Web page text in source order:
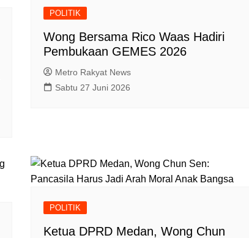
POLITIK
Wong Bersama Rico Waas Hadiri
Pembukaan GEMES 2026
Metro Rakyat News
Sabtu 27 Juni 2026
POLITIK
Ketua DPRD Medan, Wong Chun